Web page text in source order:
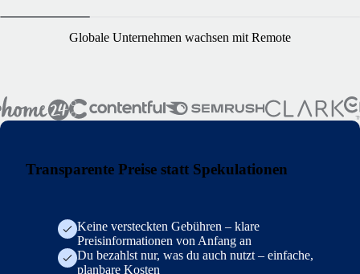
Globale Unternehmen wachsen mit Remote
Transparente Preise statt Spekulationen
Keine versteckten Gebühren – klare
Preisinformationen von Anfang an
Du bezahlst nur, was du auch nutzt – einfache,
planbare Kosten